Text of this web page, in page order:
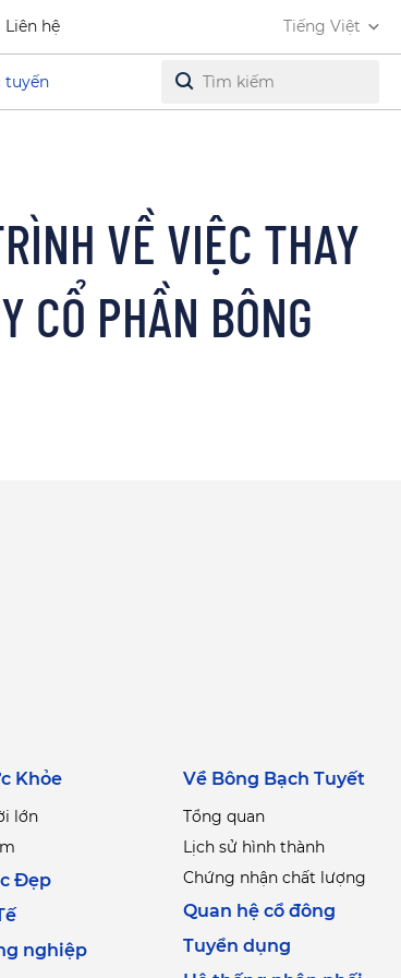
Liên hệ Tiếng Việt
tuyến
VỀ VIỆC THAY
CỔ PHẦN BÔNG
Khỏe
lớn
Đẹp
nghiệp
Về Bông Bạch Tuyết
Tổng quan
Lịch sử hình thành
Chứng nhận chất lượng
Quan hệ cổ đông
Tuyển dụng